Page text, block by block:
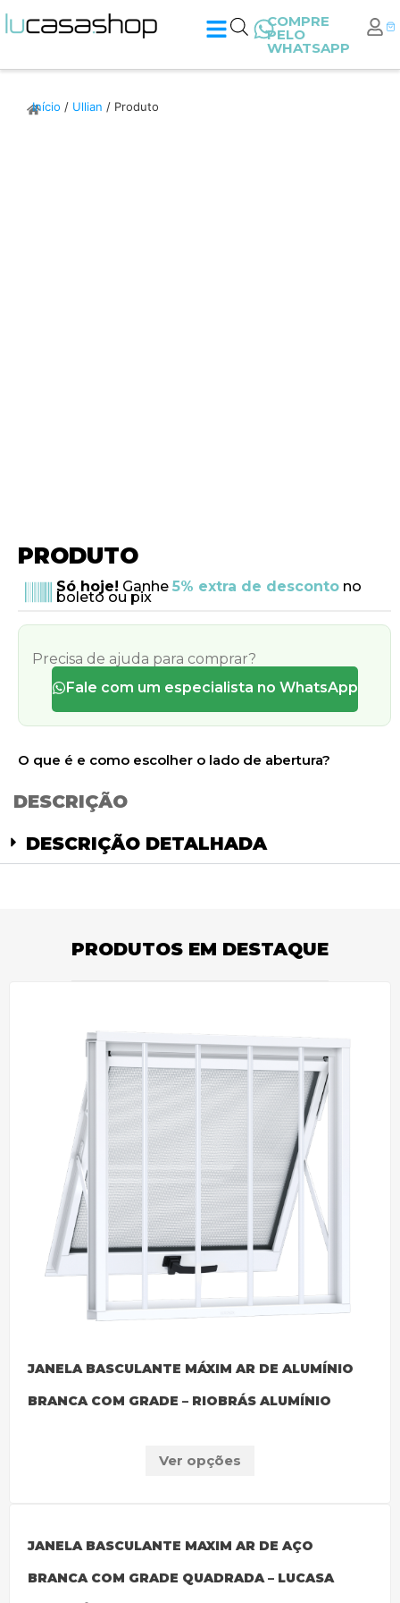
COMPRE
PELO
WHATSAPP
Início / Ullian / Produto
PRODUTO
Só hoje! Ganhe 5% extra de descontono
boleto ou pix
Precisa de ajuda para comprar?
Fale com um especialista no WhatsApp
O que é e como escolher o lado de abertura?
DESCRIÇÃO
DESCRIÇÃO DETALHADA
PRODUTOS EM DESTAQUE
JANELA BASCULANTE MÁXIM AR DE ALUMÍNIO
BRANCA COM GRADE – RIOBRÁS ALUMÍNIO
Ver opções
JANELA BASCULANTE MAXIM AR DE AÇO
BRANCA COM GRADE QUADRADA – LUCASA